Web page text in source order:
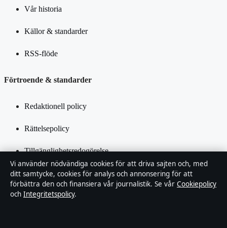
Vår historia
Källor & standarder
RSS-flöde
Förtroende & standarder
Redaktionell policy
Rättelsepolicy
Tillgänglighetsredogörelse
Integritetspolicy
Kändisar & integritet
Vi använder nödvändiga cookies för att driva sajten och, med
ditt samtycke, cookies för analys och annonsering för att
förbättra den och finansiera vår journalistik. Se vår Cookiepolicy
och Integritetspolicy.